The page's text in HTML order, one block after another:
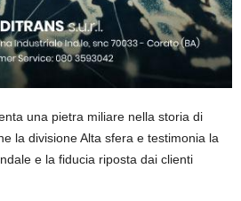
una pietra miliare nella storia di
la divisione Alta sfera e testimonia la
e la fiducia riposta dai clienti